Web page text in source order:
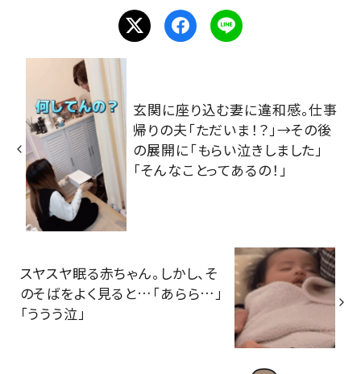
玄関に座り込む妻に違和感。仕事
帰りの夫「ただいま！？」→その後
の展開に「もらい泣きしました」
「そんなことってあるの！」
スヤスヤ眠る赤ちゃん。しかし、そ
のそばをよく見ると…「あらら…」
「ううう泣」